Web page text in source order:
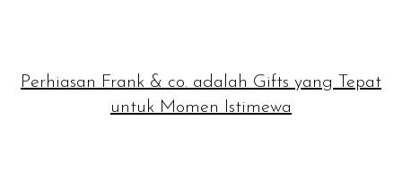
Perhiasan Frank & co. adalah Gifts yang Tepat
untuk Momen Istimewa